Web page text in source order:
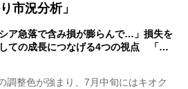
市況分析」
シア急落で含み損が膨らんで…」損失を
ての成長につなげる4つの視点 「…
整色が強まり、7月中旬にはキオク